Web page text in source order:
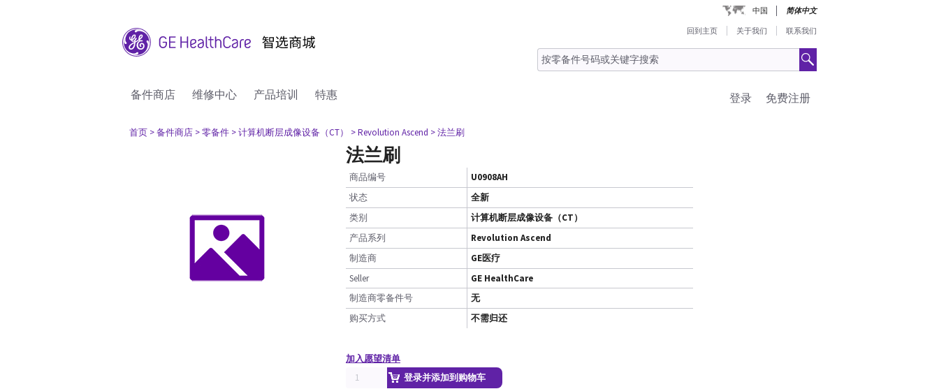
中国 简体中文
回到主页 关于我们 联系我们
备件商店 维修中心 产品培训 特惠 免费注册
登录
首页 > 备件商店 > 零备件 > 计算机断层成像设备（CT） > Revolution Ascend > 法兰刷
法兰刷
商品编号
U0908AH
状态
全新
类别
计算机断层成像设备（CT）
产品系列
Revolution Ascend
制造商
GE医疗
Seller
GE HealthCare
制造商零备件号
无
购买方式
不需归还
加入愿望清单
登录并添加到购物车